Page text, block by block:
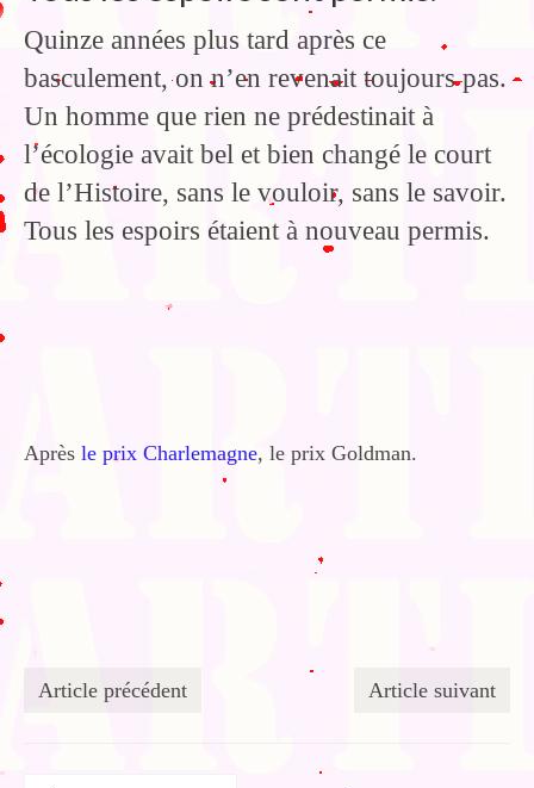
Quinze années plus tard après ce
basculement, on n’en revenait toujours pas.
Un homme que rien ne prédestinait à
l’écologie avait bel et bien changé le court
de l’Histoire, sans le vouloir, sans le savoir.
Tous les espoirs étaient à nouveau permis.
Après le prix Charlemagne, le prix Goldman.
Article précédent Article suivant